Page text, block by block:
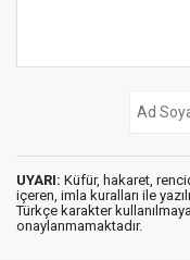
UYARI: Küfür, hakaret,
içeren, imla kuralları ile
Türkçe karakter
onaylanmamaktadır.